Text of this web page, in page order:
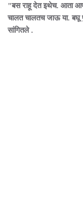
"बस राहू देत इथेच. आता
चालत चालतच जाऊ या. बघू
सांगितले .